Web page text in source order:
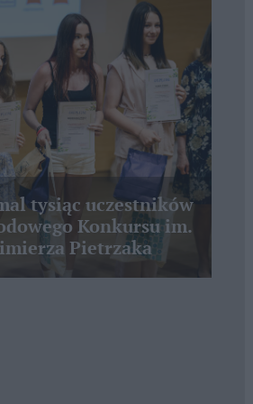
tysiąc uczestników
Konkursu im.
Pietrzaka